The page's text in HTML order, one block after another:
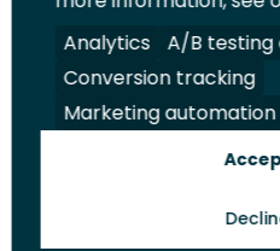
Volg
ons
op
LinkedIn
Volg
ons
op
Facebook
Volg
ons
op
YouTube
Volg
ons
op
Instagram
Juridisch Security
Toekomstmakers
Analytics
A/B testing
Conversion tracking
Marketing automation